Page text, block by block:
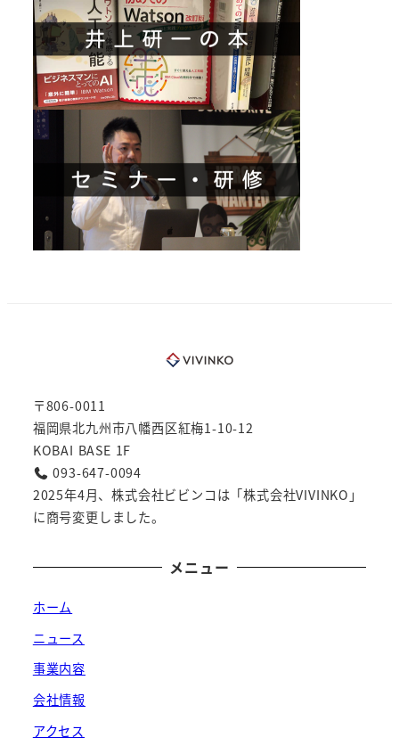
〒806-0011
福岡県北九州市八幡西区紅梅1-10-12
KOBAI BASE 1F
093-647-0094
2025年4月、株式会社ビビンコは「株式会社VIVINKO」
に商号変更しました。
メニュー
ホーム
ニュース
事業内容
会社情報
アクセス